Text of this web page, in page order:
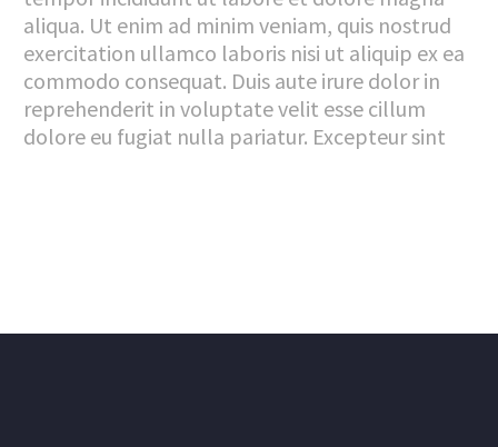
aliqua. Ut enim ad minim veniam, quis nostrud
exercitation ullamco laboris nisi ut aliquip ex ea
commodo consequat. Duis aute irure dolor in
reprehenderit in voluptate velit esse cillum
dolore eu fugiat nulla pariatur. Excepteur sint